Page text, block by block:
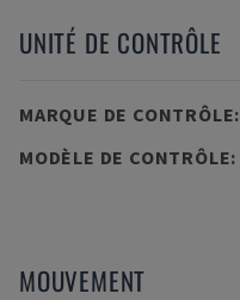
UNITÉ DE CONTRÔLE
MARQUE DE CONTRÔLE:
MODÈLE DE CONTRÔLE:
MOUVEMENT